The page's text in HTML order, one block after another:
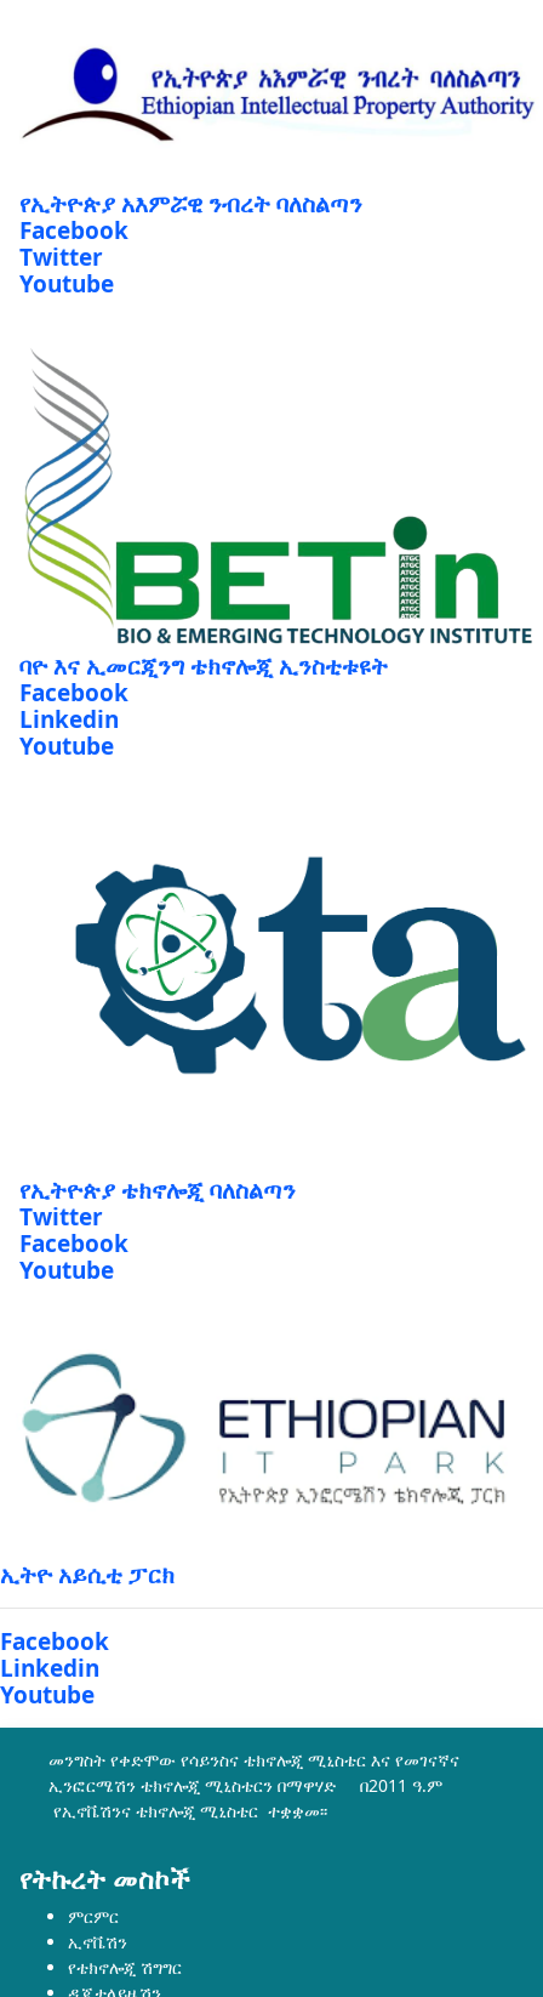
የኢትዮጵያ አእምሯዊ ንብረት ባለስልጣን
Facebook
Twitter
Youtube
ባዮ እና ኢመርጂንግ ቴክኖሎጂ ኢንስቲቱዩት
Facebook
Linkedin
Youtube
የኢትዮጵያ ቴክኖሎጂ ባለስልጣን
Twitter
Facebook
Youtube
ኢትዮ አይሲቲ ፓርክ
Facebook
Linkedin
Youtube
መንግስት የቀድሞው የሳይንስና ቴክኖሎጂ ሚኒስቴር እና የመገናኛና
ኢንፎርሜሽን ቴክኖሎጂ ሚኒስቴርን በማዋሃድ በ2011 ዓ.ም
የኢኖቬሽንና ቴክኖሎጂ ሚኒስቴር ተቋቋመ፡፡
የትኩረት መስኮች
ምርምር
ኢኖቬሽን
የቴክኖሎጂ ሽግግር